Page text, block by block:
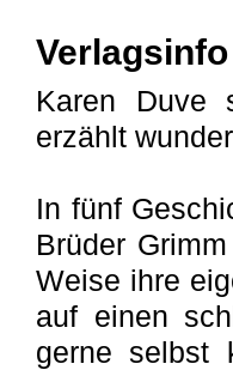
Verlagsinfo
Karen Duve
erzählt
In fünf
Brüder
Weise ihre
auf einen
gerne selbst